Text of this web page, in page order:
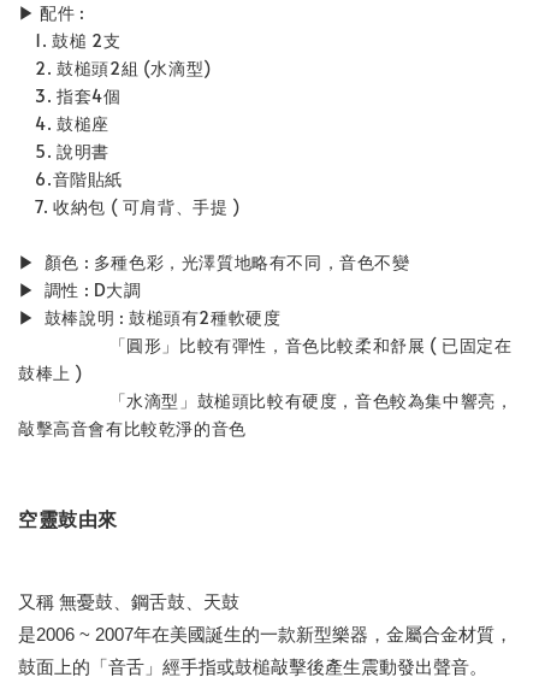
▶ 配件 :
1. 鼓槌 2支
2. 鼓槌頭2組 (水滴型)
3. 指套4個
4. 鼓槌座
5. 說明書
6.音階貼紙
7. 收納包 ( 可肩背、手提 )
▶ 顏色 : 多種色彩，光澤質地略有不同，音色不變
▶ 調性 : D大調
▶ 鼓棒說明 : 鼓槌頭有2種軟硬度
「圓形」比較有彈性，音色比較柔和舒展 ( 已固定在
鼓棒上 )
「水滴型」鼓槌頭比較有硬度，音色較為集中響亮，
敲擊高音會有比較乾淨的音色
空靈鼓由來
又稱 無憂鼓、鋼舌鼓、天鼓
是2006 ~ 2007年在美國誕生的一款新型樂器，金屬合金材質，
鼓面上的「音舌」經手指或鼓槌敲擊後產生震動發出聲音。